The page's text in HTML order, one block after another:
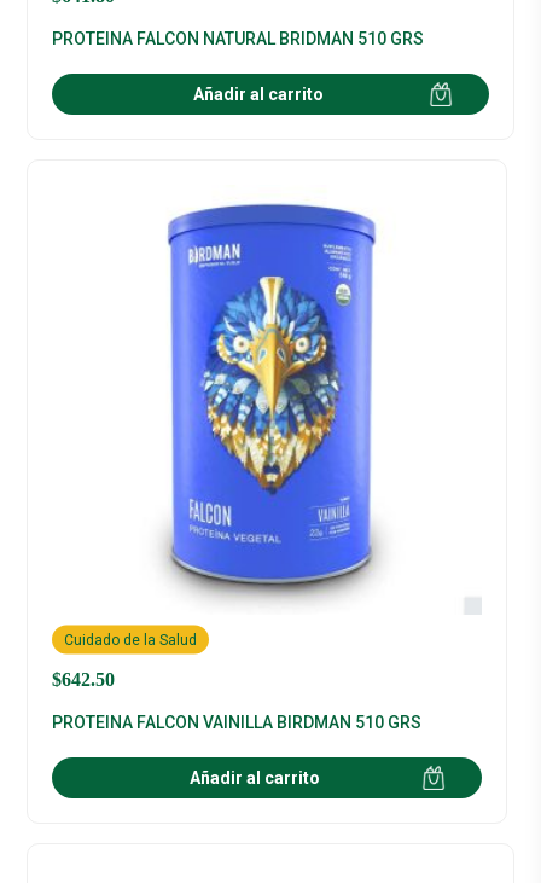
PROTEINA FALCON NATURAL BRIDMAN 510 GRS
Añadir al carrito
$642.50
Cuidado de la Salud
PROTEINA FALCON VAINILLA BIRDMAN 510 GRS
Añadir al carrito